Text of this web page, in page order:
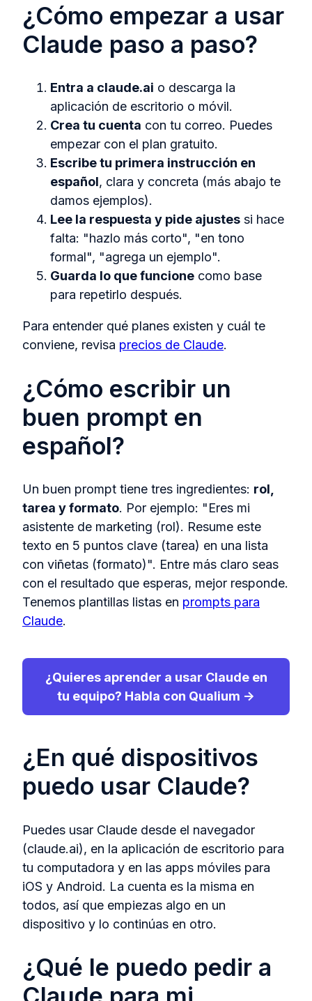
¿Cómo empezar a usar
Claude paso a paso?
Entra a claude.ai o descarga la
aplicación de escritorio o móvil.
Crea tu cuenta con tu correo. Puedes
empezar con el plan gratuito.
Escribe tu primera instrucción en
español, clara y concreta (más abajo te
damos ejemplos).
Lee la respuesta y pide ajustes si hace
falta: "hazlo más corto", "en tono
formal", "agrega un ejemplo".
Guarda lo que funcione como base
para repetirlo después.
Para entender qué planes existen y cuál te
conviene, revisa precios de Claude.
¿Cómo escribir un
buen prompt en
español?
Un buen prompt tiene tres ingredientes: rol,
tarea y formato. Por ejemplo: "Eres mi
asistente de marketing (rol). Resume este
texto en 5 puntos clave (tarea) en una lista
con viñetas (formato)". Entre más claro seas
con el resultado que esperas, mejor responde.
Tenemos plantillas listas en prompts para
Claude.
¿Quieres aprender a usar Claude en
tu equipo? Habla con Qualium →
¿En qué dispositivos
puedo usar Claude?
Puedes usar Claude desde el navegador
(claude.ai), en la aplicación de escritorio para
tu computadora y en las apps móviles para
iOS y Android. La cuenta es la misma en
todos, así que empiezas algo en un
dispositivo y lo continúas en otro.
¿Qué le puedo pedir a